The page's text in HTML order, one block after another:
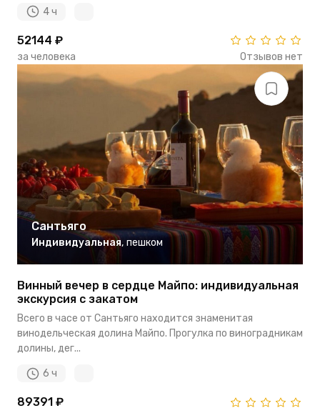
4 ч
52144 ₽
за человека Отзывов нет
Сантьяго
Индивидуальная, пешком
Винный вечер в сердце Майпо: индивидуальная
экскурсия с закатом
Всего в часе от Сантьяго находится знаменитая
винодельческая долина Майпо. Прогулка по виноградникам
долины, дег...
6 ч
89391 ₽